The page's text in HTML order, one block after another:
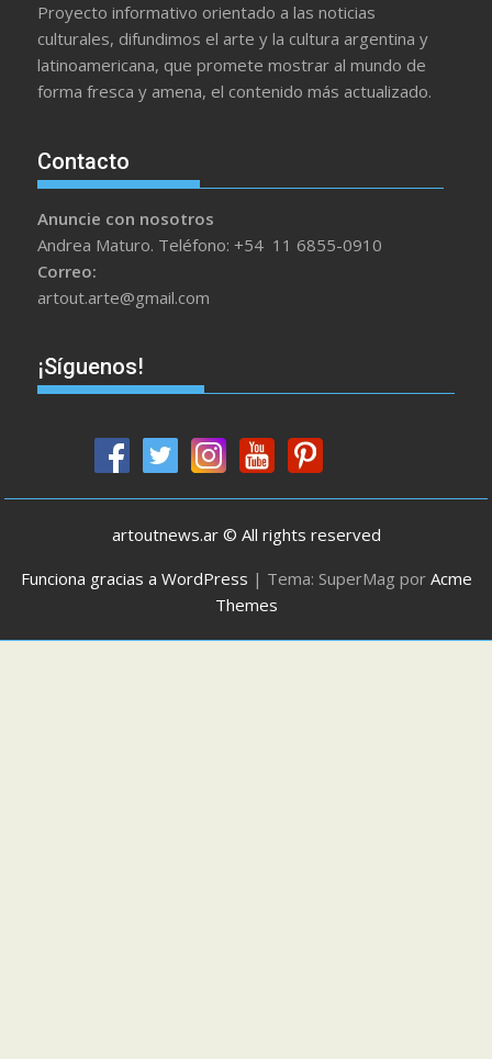
Proyecto informativo orientado a las noticias
culturales, difundimos el arte y la cultura argentina y
latinoamericana, que promete mostrar al mundo de
forma fresca y amena, el contenido más actualizado.
Contacto
Anuncie con nosotros
Andrea Maturo. Teléfono: +54 11 6855-0910
Correo:
artout.arte@gmail.com
¡Síguenos!
artoutnews.ar © All rights reserved
Funciona gracias a WordPress | Tema: SuperMag por Acme
Themes